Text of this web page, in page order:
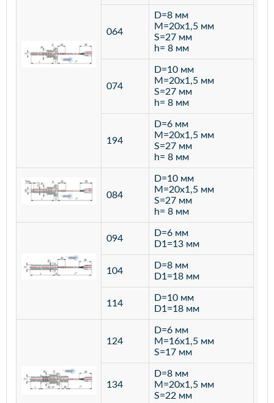
064
D=8 мм
M=20х1,5 мм
S=27 мм
h= 8 мм
074
D=10 мм
M=20х1,5 мм
S=27 мм
h= 8 мм
194
D=6 мм
M=20х1,5 мм
S=27 мм
h= 8 мм
084
D=10 мм
M=20х1,5 мм
S=27 мм
h= 8 мм
094
D=6 мм
D1=13 мм
104
D=8 мм
D1=18 мм
114
D=10 мм
D1=18 мм
124
D=6 мм
M=16х1,5 мм
S=17 мм
134
D=8 мм
M=20х1,5 мм
S=22 мм